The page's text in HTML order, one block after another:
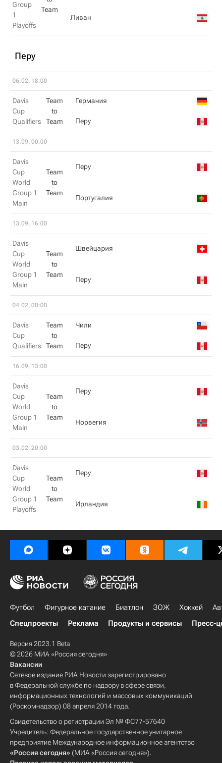
Group
1
Playoffs
Team
Ливан
Перу
06.02, 18:00
Davis
Cup
Qualifiers
Team
to
Team
Германия
Перу
13.09, 00:00
Davis
Cup
World
Group 1
Main
Team
to
Team
Перу
Португалия
13.09, 16:00
Davis
Cup
World
Group 1
Main
Team
to
Team
Швейцария
Перу
04.02, 00:00
Davis
Cup
Qualifiers
Team
to
Team
Чили
Перу
16.09, 13:00
Davis
Cup
World
Group 1
Main
Team
to
Team
Перу
Норвегия
03.02, 20:00
Davis
Cup
World
Group 1
Playoffs
Team
to
Team
Перу
Ирландия
Футбол Фигурное катание Биатлон ЗОЖ Хоккей
Спецпроекты
Реклама Продукты и сервисы Пресс-
Версия 2023.1 Beta
© 2026 МИА «Россия сегодня»
Вакансии
Сетевое издание РИА Новости зарегистрировано
в Федеральной службе по надзору в сфере связи,
информационных технологий и массовых коммуникаций
(Роскомнадзор) 08 апреля 2014 года.
Свидетельство о регистрации Эл № ФС77-57640
Учредитель: Федеральное государственное унитарное
предприятие Международное информационное агентство
«Россия сегодня» (МИА «Россия сегодня»).